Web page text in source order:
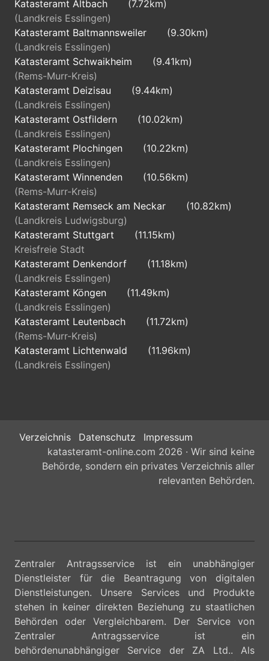
Katasteramt Altbach
(7.72km)
(Landkreis Esslingen)
Katasteramt Baltmannsweiler
(9.30km)
(Landkreis Esslingen)
Katasteramt Schwaikheim
(9.41km)
(Rems-Murr-Kreis)
Katasteramt Deizisau
(9.44km)
(Landkreis Esslingen)
Katasteramt Ostfildern
(10.02km)
(Landkreis Esslingen)
Katasteramt Plochingen
(10.22km)
(Landkreis Esslingen)
Katasteramt Winnenden
(10.56km)
(Rems-Murr-Kreis)
Katasteramt Remseck am Neckar
(10.82km)
(Landkreis Ludwigsburg)
Katasteramt Stuttgart
(11.15km)
Kreisfreie Stadt
Katasteramt Denkendorf
(11.18km)
(Landkreis Esslingen)
Katasteramt Köngen
(11.49km)
(Landkreis Esslingen)
Katasteramt Leutenbach
(11.72km)
(Rems-Murr-Kreis)
Katasteramt Lichtenwald
(11.96km)
(Landkreis Esslingen)
Verzeichnis Datenschutz
Impressum
katasteramt-online.com 2026 · Wir sind keine
Behörde, sondern ein privates Verzeichnis aller
relevanten Behörden.
Zentraler Antragsservice ist ein unabhängiger
Dienstleister für die Beantragung von digitalen
Dienstleistungen. Unsere Services und Produkte
stehen in keiner direkten Beziehung zu staatlichen
Behörden oder Vergleichbarem. Der Service von
Zentraler Antragsservice ist ein
behördenunabhängiger Service der ZA Ltd.. Als